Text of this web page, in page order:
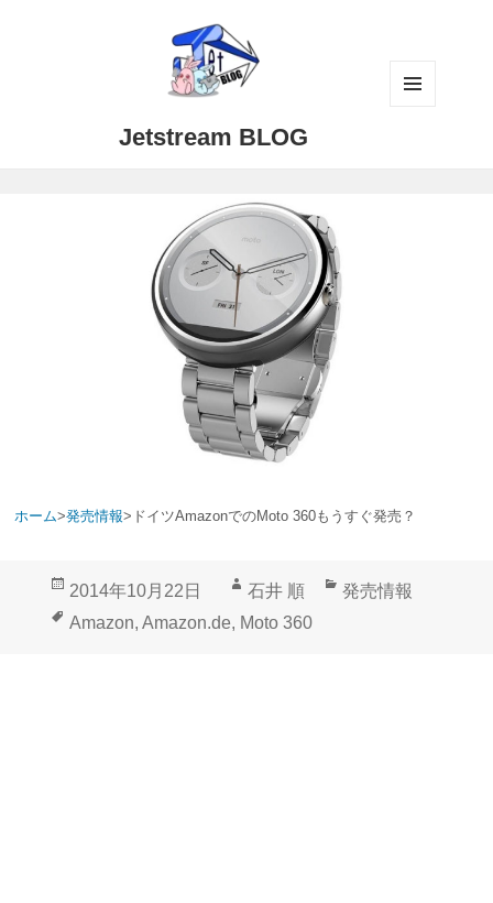
Jetstream BLOG
ホーム>発売情報> ドイツAmazonでのMoto 360もうすぐ発売？
投
稿
2014年10月22日
作
成
石井 順
カ
発売情報
タ
Amazon, Amazon.de, Moto 360